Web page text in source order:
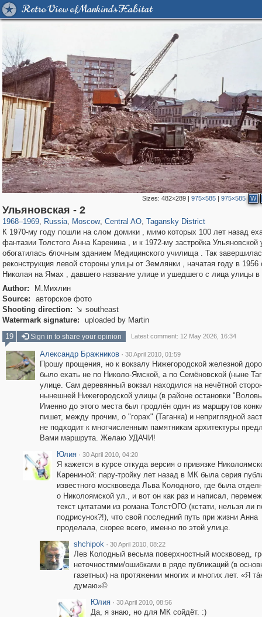
Retro View of Mankind's Habitat
Sizes:482×289 |975×585 |975×585 W
Ульяновская - 2
1968–1969, Russia
1,406,849
, Moscow
319,861 8,286
, Central AO
160,009
, Tagansky District
К 1970-му году пошли на слом домики , мимо которых 100 лет назад
фантазии Толстого Анна Каренина , и к 1972-му застройка Ульяновской
обогатилась блочным зданием Медицинского училища . Так
реконструкция левой стороны улицы от Землянки , начатая году в 1956
Николая на Ямах , давшего название улице и ушедшего с лица улицы в
Author:
М.Михлин
Source:
авторское фото
Shooting direction:  southeast
Watermark signature:
uploaded by Martin
19
Sign in to share your opinion Latest comment: 12 May 2026, 16:34
Александр Бражников · 30 April 2010, 01:59
Прошу прощения, но к вокзалу Нижегородской железной
было ехать не по Николо-Ямской, а по Семёновской (ныне
улице. Сам деревянный вокзал находился на нечётной
нынешней Нижегородской улицы (в районе остановки
Именно до этого места был продлён один из маршрутов
пишет, между прочим, о "горах" (Таганка) и неприглядной
не подходит к многчисленным памятникам архитектуры
Вами маршрута. Желаю УДАЧИ!
Юлия · 30 April 2010, 04:20
Я кажется в курсе откуда версия о привязке
Карениной: пару-тройку лет назад в МК была серия
известного москвоведа Льва Колодного, где была
о Николоямской ул., и вот он как раз и написал,
текст цитатами из романа ТолстОГО (кстати, нельзя ли
подрисунок?!), что свой последний путь при жизни Анна
проделала, скорее всего, именно по этой улице.
shchipok · 30 April 2010, 08:22
Лев Колодный весьма поверхностный москвовед,
неточностями/ошибками в ряде публикаций (в
газетных) на протяжении многих и многих лет. «Я
думаю»©
Юлия · 30 April 2010, 08:56
Да, я знаю, но для МК сойдёт. :)